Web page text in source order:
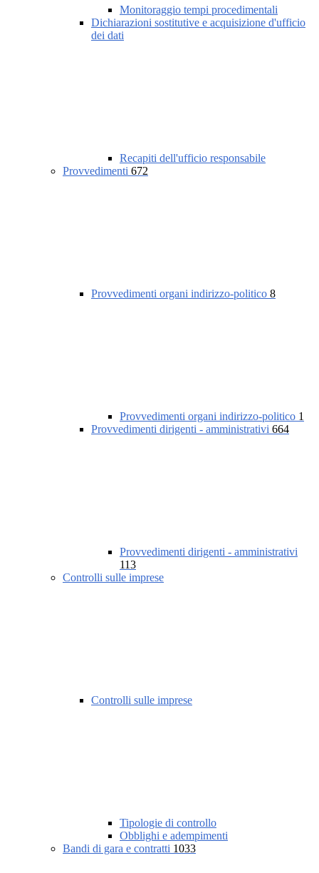
Monitoraggio tempi procedimentali
Dichiarazioni sostitutive e acquisizione d'ufficio
dei dati
Recapiti dell'ufficio responsabile
Provvedimenti 672
Provvedimenti organi indirizzo-politico 8
Provvedimenti organi indirizzo-politico 1
Provvedimenti dirigenti - amministrativi 664
Provvedimenti dirigenti - amministrativi
113
Controlli sulle imprese
Controlli sulle imprese
Tipologie di controllo
Obblighi e adempimenti
Bandi di gara e contratti 1033